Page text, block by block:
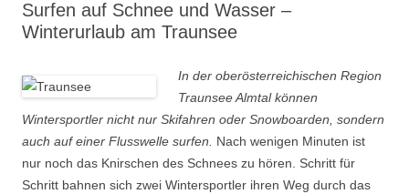
Surfen auf Schnee und Wasser –
Winterurlaub am Traunsee
In der oberösterreichischen Region
Traunsee Almtal können
Wintersportler nicht nur Skifahren oder Snowboarden, sondern
auch auf einer Flusswelle surfen. Nach wenigen Minuten ist
nur noch das Knirschen des Schnees zu hören. Schritt für
Schritt bahnen sich zwei Wintersportler ihren Weg durch das